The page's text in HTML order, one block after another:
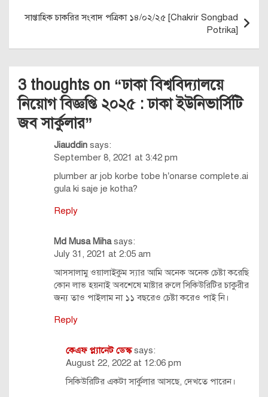
সাপ্তাহিক চাকরির সংবাদ পত্রিকা ১৪/০২/২৫ [Chakrir Songbad
Potrika]
3 thoughts on “ঢাকা বিশ্ববিদ্যালয়ে
নিয়োগ বিজ্ঞপ্তি ২০২৫ : ঢাকা ইউনিভার্সিটি
জব সার্কুলার”
Jiauddin says:
September 8, 2021 at 3:42 pm
plumber ar job korbe tobe h’onarse complete.ai
gula ki saje je kotha?
Reply
Md Musa Miha says:
July 31, 2021 at 2:05 am
আসসালামু ওয়ালাইকুম স্যার আমি অনেক অনেক চেষ্টা করেছি
কোন লাভ হয়নাই অবশেষে মাষ্টার রুলে সিকিউরিটির চাকুরীর
জন্য তাও পাইলাম না ১১ বছরেও চেষ্টা করেও পাই নি।
Reply
কেএফ প্ল্যানেট ডেস্ক says:
August 22, 2022 at 12:06 pm
সিকিউরিটির একটা সার্কুলার আসছে, দেখতে পারেন।